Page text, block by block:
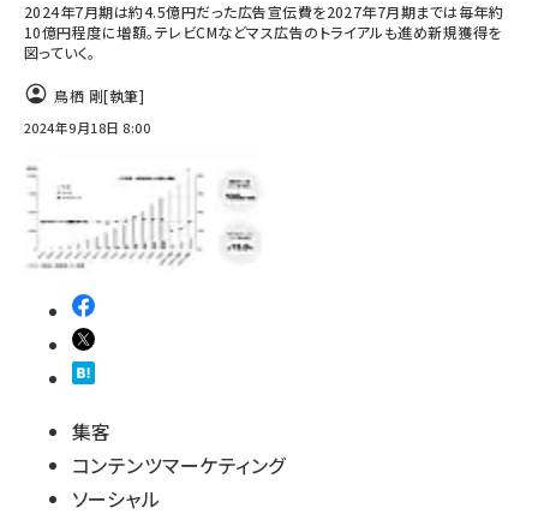
2024年7月期は約4.5億円だった広告宣伝費を2027年7月期までは毎年約
10億円程度に増額。テレビCMなどマス広告のトライアルも進め新規獲得を
図っていく。
鳥栖 剛[執筆]
2024年9月18日 8:00
集客
コンテンツマーケティング
ソーシャル